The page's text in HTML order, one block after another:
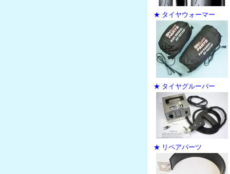
★ タイヤウォーマー
★ タイヤグルーバー
★ リペアパーツ